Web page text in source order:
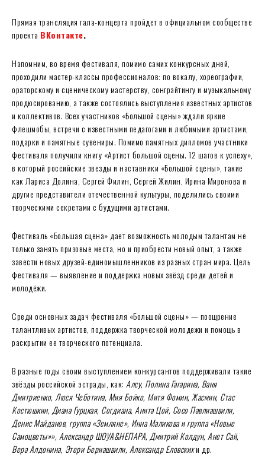
Прямая трансляция гала-концерта пройдет в официальном сообществе
проекта ВКонтакте.
Напомним, во время фестиваля, помимо самих конкурсных дней,
проходили мастер-классы профессионалов: по вокалу, хореографии,
ораторскому и сценическому мастерству, сонграйтингу и музыкальному
продюсированию, а также состоялись выступления известных артистов
и коллективов. Всех участников «Большой сцены» ждали яркие
флешмобы, встречи с известными педагогами и любимыми артистами,
подарки и памятные сувениры. Помимо памятных дипломов участники
фестиваля получили книгу «Артист большой сцены. 12 шагов к успеху»,
в который российские звезды и наставники «Большой сцены», такие
как Лариса Долина, Сергей Филин, Сергей Жилин, Ирина Миронова и
другие представители отечественной культуры, поделились своими
творческими секретами с будущими артистами.
Фестиваль «Большая сцена» дает возможность молодым талантам не
только занять призовые места, но и приобрести новый опыт, а также
завести новых друзей-единомышленников из разных стран мира. Цель
фестиваля — выявление и поддержка новых звёзд среди детей и
молодёжи.
Среди основных задач фестиваля «Большой сцены» — поощрение
талантливых артистов, поддержка творческой молодежи и помощь в
раскрытии ее творческого потенциала.
В разные годы своим выступлением конкурсантов поддерживали такие
звёзды российской эстрады, как: Алсу, Полина Гагарина, Ваня
Дмитриенко, Люся Чеботина, Мия Бойко, Митя Фомин, Жасмин, Стас
Костюшкин, Диана Гурцкая, Согдиана, Анита Цой, Сосо Павлиашвили,
Денис Майданов, группа «Земляне», Инна Маликова и группа «Новые
Самоцветы»», Александр ШОУА&НЕПАРА, Дмитрий Колдун, Анет Сай,
Вера Алдонина, Этери Бериашвили, Александр Еловскихи др.